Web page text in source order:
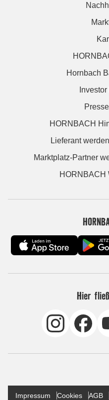
Hornbach
HORNBACH
Lieferant
Marktplatz-Partner
HORNBACH
Hier
Impressum Cookies AGB